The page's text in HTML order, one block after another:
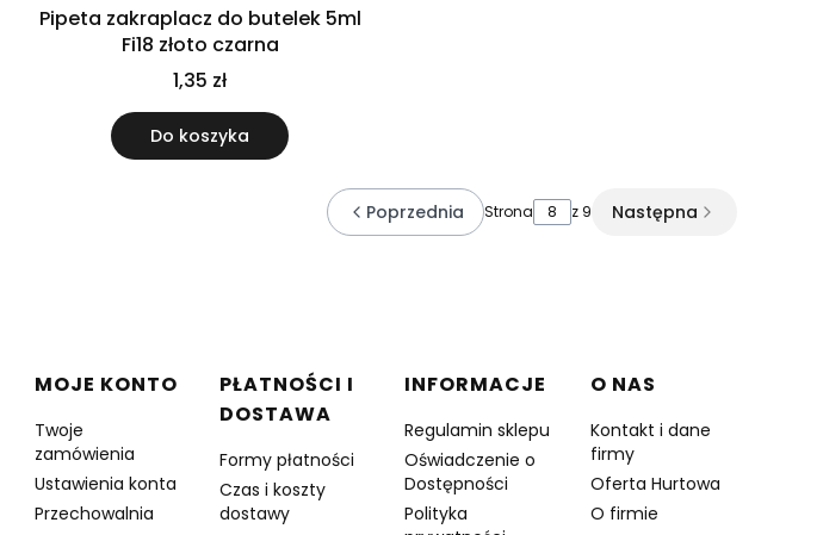
Pipeta zakraplacz do butelek 5ml
Fi18 złoto czarna
1,35 zł
Do koszyka
Poprzednia Strona z 9 Następna
MOJE KONTO
Twoje
zamówienia
Ustawienia konta
Przechowalnia
PŁATNOŚCI I
DOSTAWA
Formy płatności
Czas i koszty
dostawy
INFORMACJE
Regulamin sklepu
Oświadczenie o
Dostępności
Polityka
O NAS
Kontakt i dane
firmy
Oferta Hurtowa
O firmie